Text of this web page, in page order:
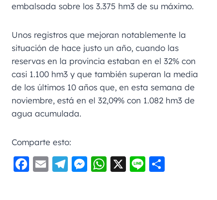
embalsada sobre los 3.375 hm3 de su máximo.
Unos registros que mejoran notablemente la
situación de hace justo un año, cuando las
reservas en la provincia estaban en el 32% con
casi 1.100 hm3 y que también superan la media
de los últimos 10 años que, en esta semana de
noviembre, está en el 32,09% con 1.082 hm3 de
agua acumulada.
Comparte esto:
F
E
Te M W X
Li